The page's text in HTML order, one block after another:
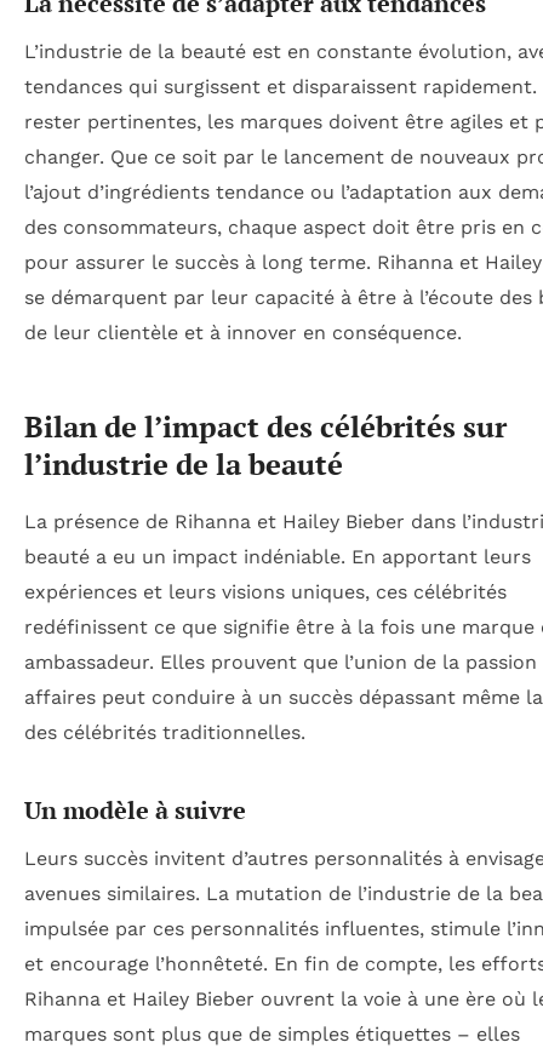
L’industrie de la beauté est en constante évolution,
tendances qui surgissent et disparaissent rapidement.
rester pertinentes, les marques doivent être agiles et
changer. Que ce soit par le lancement de nouveaux
l’ajout d’ingrédients tendance ou l’adaptation aux
des consommateurs, chaque aspect doit être pris en
pour assurer le succès à long terme. Rihanna et
se démarquent par leur capacité à être à l’écoute des
de leur clientèle et à innover en conséquence.
Bilan de l’impact des célébrités sur
l’industrie de la beauté
La présence de Rihanna et Hailey Bieber dans
beauté a eu un impact indéniable. En apportant leurs
expériences et leurs visions uniques, ces célébrités
redéfinissent ce que signifie être à la fois une marque
ambassadeur. Elles prouvent que l’union de la
affaires peut conduire à un succès dépassant même
des célébrités traditionnelles.
Un modèle à suivre
Leurs succès invitent d’autres personnalités à
avenues similaires. La mutation de l’industrie de la
impulsée par ces personnalités influentes, stimule
et encourage l’honnêteté. En fin de compte, les
Rihanna et Hailey Bieber ouvrent la voie à une ère où
marques sont plus que de simples étiquettes – elles